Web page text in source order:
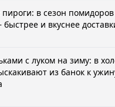
в сезон
и вкуснее
с луком на зиму: в
из банок к